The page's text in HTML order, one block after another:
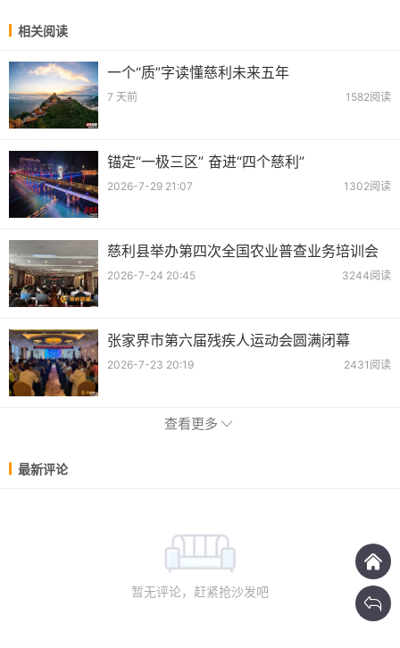
相关阅读
一个“质”字读懂慈利未来五年
7 天前 1582阅读
锚定“一极三区” 奋进“四个慈利”
2026-7-29 21:07 1302阅读
慈利县举办第四次全国农业普查业务培训会
2026-7-24 20:45 3244阅读
张家界市第六届残疾人运动会圆满闭幕
2026-7-23 20:19 2431阅读
查看更多
最新评论
暂无评论，赶紧抢沙发吧